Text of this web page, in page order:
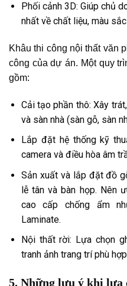
Phối cảnh 3D: Giúp chủ
nhất về chất liệu, màu
Khâu thi công nội thất văn
công của dự án. Một quy
gồm:
Cải tạo phần thô: Xây
và sàn nhà (sàn gỗ, sàn
Lắp đặt hệ thống kỹ
camera và điều hòa âm
Sản xuất và lắp đặt đồ
lễ tân và bàn họp. Nên
cao cấp chống ẩm
Laminate.
Nội thất rời: Lựa chọn
tranh ảnh trang trí phù
5. Những lưu ý khi lựa